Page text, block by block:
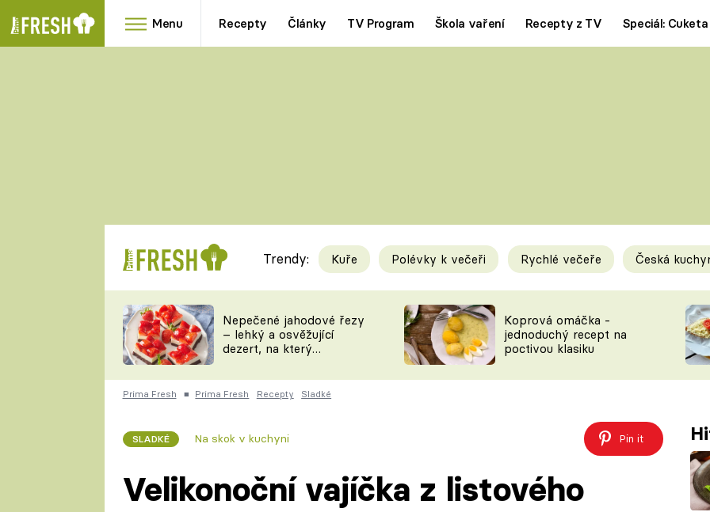
Menu Recepty Články TV Program Škola vaření Recepty z TV Speciál: Cuketa
RYCHLOVKY
Videorecepty
TEĎ VAŘÍ ŠÉF!
ČESKO NA TALÍŘI
KUCHAŘKA
Tipy a triky
KAM ZA JÍDLEM
VYCHYTÁVKY
ČASOPIS
Trendy: Kuře Polévky k večeři Rychlé večeře Česká
Nepečené jahodové řezy
– lehký a osvěžující
dezert, na který
Koprová omáčka -
jednoduchý recept na
poctivou klasiku
Prima Fresh ■ Prima Fresh Recepty Sladké
SLADKÉ Na skok v kuchyni Pin it
Velikonoční vajíčka z listového